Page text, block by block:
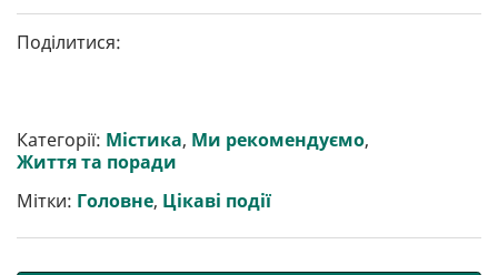
Поділитися:
Категорії: Містика, Ми рекомендуємо,
Життя та поради
Мітки: Головне, Цікаві події